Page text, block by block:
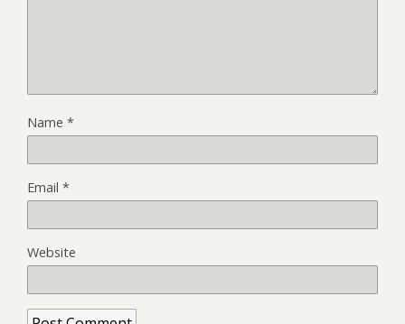
Name *
Email *
Website